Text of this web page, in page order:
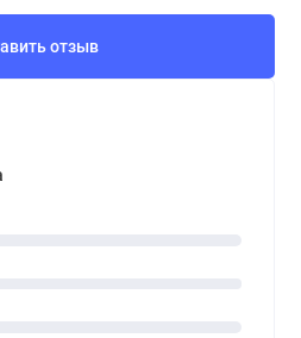
отзыв